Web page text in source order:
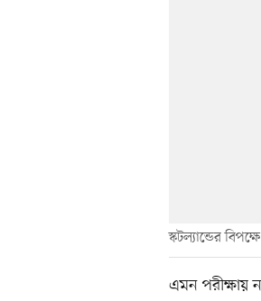
স্কটল্যান্ডের
এমন পরীক্ষায়